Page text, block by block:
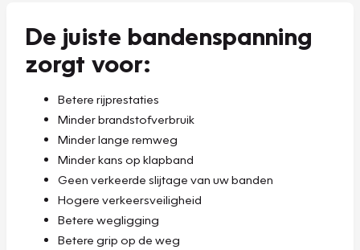
De juiste bandenspanning
zorgt voor:
Betere rijprestaties
Minder brandstofverbruik
Minder lange remweg
Minder kans op klapband
Geen verkeerde slijtage van uw banden
Hogere verkeersveiligheid
Betere wegligging
Betere grip op de weg